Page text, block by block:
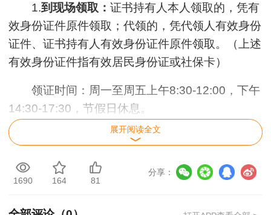
1.到现场领取： 证书持有人本人领取的，凭有
效身份证件原件领取；代领的，凭代领人有效身份
证件、证书持有人有效身份证件原件领取。（上述
有效身份证件指有效居民身份证或社保卡）
领证时间：周一至周五上午8:30-12:00，下午
14:30-17:30，节假日休息。
领取地点：肇庆市端州区信安四路2号市人社
联系电话：0758-2271231。
展开阅读全文
1690 164 81
分享：